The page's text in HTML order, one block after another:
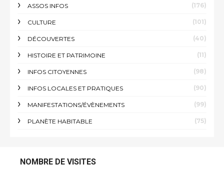
ASSOS INFOS (176)
CULTURE (101)
DÉCOUVERTES (40)
HISTOIRE ET PATRIMOINE (11)
INFOS CITOYENNES (98)
INFOS LOCALES ET PRATIQUES (90)
MANIFESTATIONS/ÉVÈNEMENTS (99)
PLANÈTE HABITABLE (75)
NOMBRE DE VISITES